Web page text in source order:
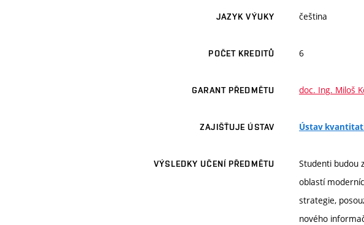
JAZYK VÝUKY čeština
POČET KREDITŮ 6
GARANT PŘEDMĚTU doc. Ing. Miloš
ZAJIŠŤUJE ÚSTAV Ústav
VÝSLEDKY UČENÍ PŘEDMĚTU
Studenti budou
oblastí
strategie,
nového